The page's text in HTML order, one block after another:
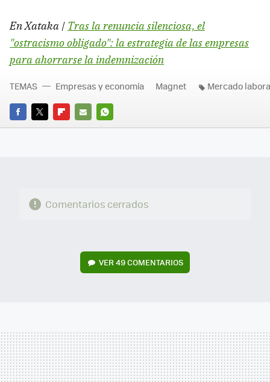
En Xataka | Tras la renuncia silenciosa, el
"ostracismo obligado": la estrategia de las empresas
para ahorrarse la indemnización
FACEBOOK
TWITTERFLIPBOARD
E-
WHATSAPP
TEMAS Empresas y economía Magnet Mercado
Comentarios cerrados
VER 49 COMENTARIOS